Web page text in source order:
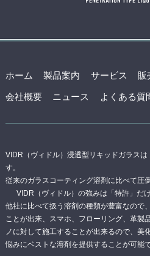
ホーム 製品案内 サービス 販
会社概要 ニュース よくある質
VIDR（ヴィドル）浸透型リキッドガラス
す。
従来のガラスコーティング溶剤に比べて圧
VIDR（ヴィドル）の強みは「特許」だけ
他社に比べて扱う溶剤の種類が豊富なので
ことが出来、スマホ、フローリング、革製
ノに対して施工することが出来るので、美
悩みにベストな溶剤を提供することが可能で